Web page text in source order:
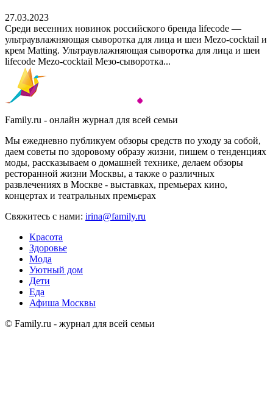
27.03.2023
Среди весенних новинок российского бренда lifecode —
ультраувлажняющая сыворотка для лица и шеи Mezo-cocktail и
крем Matting. Ультраувлажняющая сыворотка для лица и шеи
lifecode Mezo-cocktail Мезо-сыворотка...
Family.ru - онлайн журнал для всей семьи
Мы ежедневно публикуем обзоры средств по уходу за собой,
даем советы по здоровому образу жизни, пишем о тенденциях
моды, рассказываем о домашней технике, делаем обзоры
ресторанной жизни Москвы, а также о различных
развлечениях в Москве - выставках, премьерах кино,
концертах и театральных премьерах
Свяжитесь с нами: irina@family.ru
Красота
Здоровье
Мода
Уютный дом
Дети
Еда
Афиша Москвы
© Family.ru - журнал для всей семьи